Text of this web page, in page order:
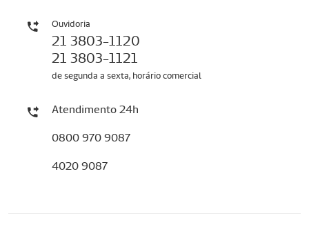
Ouvidoria
21 3803-1120
21 3803-1121
de segunda a sexta, horário comercial
Atendimento 24h
0800 970 9087
4020 9087